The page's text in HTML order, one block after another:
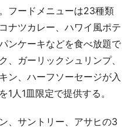
フードメニューは23種類
ナツカレー、ハワイ風ポテ
ンケーキなどを食べ放題で
、ガーリックシュリンプ、
ン、ハーフソーセージが入
人1皿限定で提供する。
、サントリー、アサヒの3